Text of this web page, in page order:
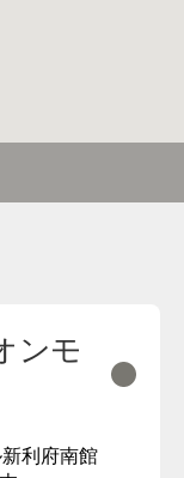
ンモ
新利府南館